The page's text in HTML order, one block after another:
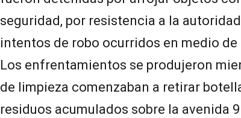
seguridad, por resistencia a la
intentos de robo ocurridos en medio
Los enfrentamientos se produjeron
de limpieza comenzaban a retirar
residuos acumulados sobre la avenida